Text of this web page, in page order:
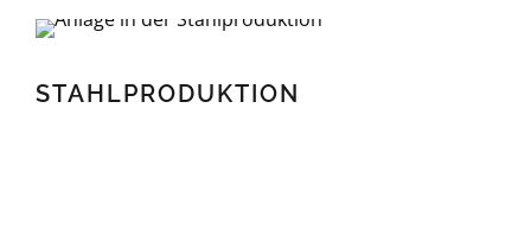
STAHLPRODUKTION
STAHLPRODUKTION